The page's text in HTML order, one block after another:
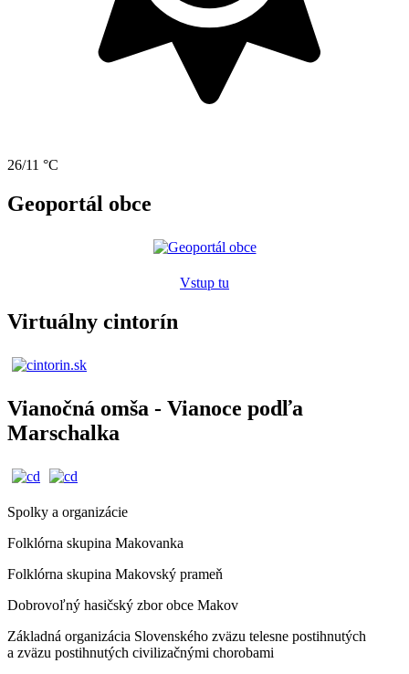
26/11 °C
Geoportál obce
Vstup tu
Virtuálny cintorín
Vianočná omša - Vianoce podľa
Marschalka
Spolky a organizácie
Folklórna skupina Makovanka
Folklórna skupina Makovský prameň
Dobrovoľný hasičský zbor obce Makov
Základná organizácia Slovenského zväzu telesne postihnutých
a zväzu postihnutých civilizačnými chorobami